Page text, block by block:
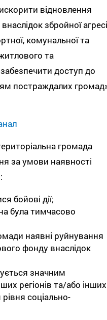
відновлення
збройної
комунальної та
та
доступ до
постраждалих
громада
за умови наявності
бойові дії;
була тимчасово
наявні руйнування
фонду внаслідок
значним
регіонів та/або інших
соціально-